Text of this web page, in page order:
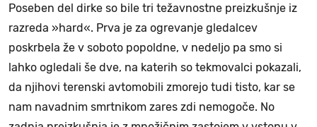
Poseben del dirke so bile tri težavnostne preizkušnje iz
razreda »hard«. Prva je za ogrevanje gledalcev
poskrbela že v soboto popoldne, v nedeljo pa smo si
lahko ogledali še dve, na katerih so tekmovalci pokazali,
da njihovi terenski avtomobili zmorejo tudi tisto, kar se
nam navadnim smrtnikom zares zdi nemogoče. No